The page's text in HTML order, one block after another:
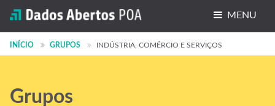
MENU
Conjuntos de dados
Grupos
INÍCIO GRUPOS INDÚSTRIA, COMÉRCIO E SERVIÇOS
Grupos